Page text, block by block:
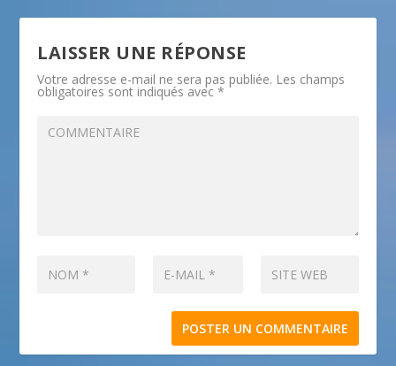
LAISSER UNE RÉPONSE
Votre adresse e-mail ne sera pas publiée. Les champs
obligatoires sont indiqués avec*